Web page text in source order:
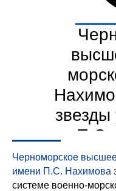
П.С.
Черноморское
имени П.С. Нахимова
системе военно-